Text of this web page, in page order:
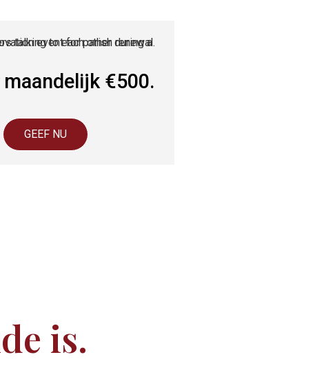
maandelijk €500.
GEEF NU
is.